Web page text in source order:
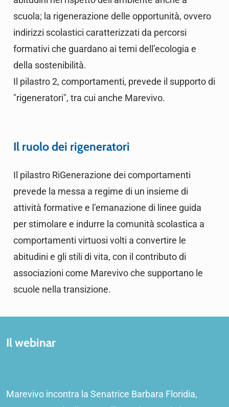
scuola; la rigenerazione delle opportunità, ovvero
indirizzi scolastici caratterizzati da percorsi
formativi che guardano ai temi dell’ecologia e
della sostenibilità.
Il pilastro 2, comportamenti, prevede il supporto di
"rigeneratori", tra cui anche Marevivo.
Il ruolo dei rigeneratori
Il pilastro RiGenerazione dei comportamenti
prevede la messa a regime di un insieme di
attività formative e l’emanazione di linee guida
per stimolare e indurre la comunità scolastica a
comportamenti virtuosi volti a convertire le
abitudini e gli stili di vita, con il contributo di
associazioni come Marevivo che supportano le
scuole nella transizione.
Il webinar
Marevivo incontra la Senatrice Barbara Floridia,